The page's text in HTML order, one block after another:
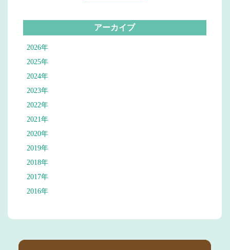
アーカイブ
2026年
2025年
2024年
2023年
2022年
2021年
2020年
2019年
2018年
2017年
2016年